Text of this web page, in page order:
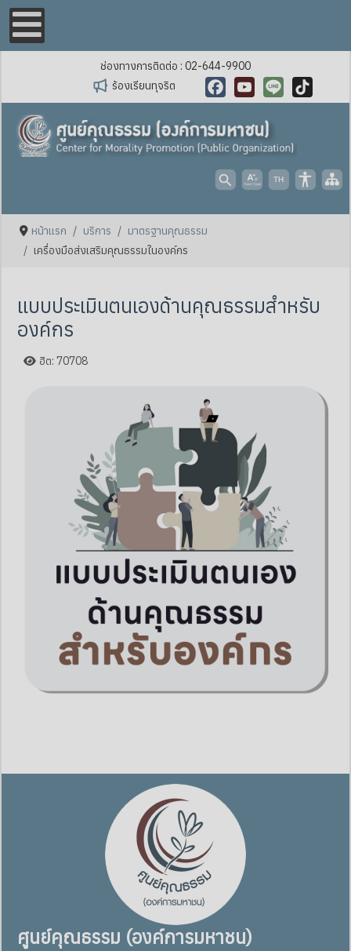
ช่องทางการติดต่อ : 02-644-9900
ร้องเรียนทุจริต
Facebook
YouTube
Line TikTok
หน้าแรก บริการ
มาตรฐานคุณธรรม
เครื่องมือส่งเสริมคุณธรรมในองค์กร
แบบประเมินตนเองด้านคุณธรรมสำหรับ
องค์กร
ฮิต: 70708
ศูนย์คุณธรรม (องค์การมหาชน)